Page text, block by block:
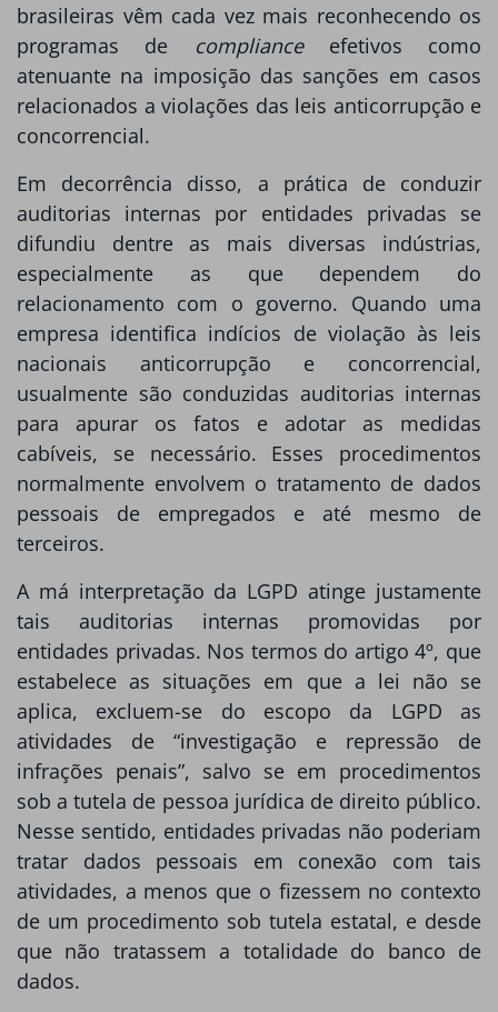
brasileiras vêm cada vez mais reconhecendo os
programas de complianceefetivos como
atenuante na imposição das sanções em casos
relacionados a violações das leis anticorrupção e
concorrencial.
Em decorrência disso, a prática de conduzir
auditorias internas por entidades privadas se
difundiu dentre as mais diversas indústrias,
especialmente as que dependem do
relacionamento com o governo. Quando uma
empresa identifica indícios de violação às leis
nacionais anticorrupção e concorrencial,
usualmente são conduzidas auditorias internas
para apurar os fatos e adotar as medidas
cabíveis, se necessário. Esses procedimentos
normalmente envolvem o tratamento de dados
pessoais de empregados e até mesmo de
terceiros.
A má interpretação da LGPD atinge justamente
tais auditorias internas promovidas por
entidades privadas. Nos termos do artigo 4º, que
estabelece as situações em que a lei não se
aplica, excluem-se do escopo da LGPD as
atividades de “investigação e repressão de
infrações penais”, salvo se em procedimentos
sob a tutela de pessoa jurídica de direito público.
Nesse sentido, entidades privadas não poderiam
tratar dados pessoais em conexão com tais
atividades, a menos que o fizessem no contexto
de um procedimento sob tutela estatal, e desde
que não tratassem a totalidade do banco de
dados.